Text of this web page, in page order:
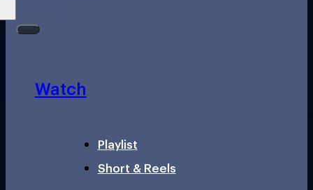
Watch
Playlist
Short & Reels